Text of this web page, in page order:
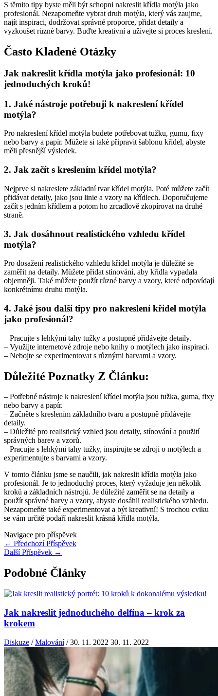
S těmito tipy byste měli být schopni nakreslit křídla motýla jako
profesionál. Nezapomeňte vybrat druh motýla, který vás zaujme,
najít inspiraci, dodržovat správné proporce, přidat detaily a
vyzkoušet různé barvy. Buďte kreativní a užívejte si proces kreslení.
Často Kladené Otázky
Jak nakreslit křídla motýla jako profesionál: 10
jednoduchých kroků!
1. Jaké nástroje potřebuji k nakreslení křídel
motýla?
Pro nakreslení křídel motýla budete potřebovat tužku, gumu, fixy
nebo barvy a papír. Můžete si také připravit šablonu křídel, abyste
měli přesnější výsledek.
2. Jak začít s kreslením křídel motýla?
Nejprve si nakreslete základní tvar křídel motýla. Poté můžete začít
přidávat detaily, jako jsou linie a vzory na křídlech. Doporučujeme
začít s jedním křídlem a potom ho zrcadlově zkopírovat na druhé
straně.
3. Jak dosáhnout realistického vzhledu křídel
motýla?
Pro dosažení realistického vzhledu křídel motýla je důležité se
zaměřit na detaily. Můžete přidat stínování, aby křídla vypadala
objemněji. Také můžete použít různé barvy a vzory, které odpovídají
konkrétnímu druhu motýla.
4. Jaké jsou další tipy pro nakreslení křídel motýla
jako profesionál?
– Pracujte s lehkými tahy tužky a postupně přidávejte detaily.
– Využijte internetové zdroje nebo knihy o motýlech jako inspiraci.
– Nebojte se experimentovat s různými barvami a vzory.
Důležité Poznatky Z Článku:
– Potřebné nástroje k nakreslení křídel motýla jsou tužka, guma, fixy
nebo barvy a papír.
– Začněte s kreslením základního tvaru a postupně přidávejte
detaily.
– Důležité pro realistický vzhled jsou detaily, stínování a použití
správných barev a vzorů.
– Pracujte s lehkými tahy tužky, inspirujte se zdroji o motýlech a
experimentujte s barvami a vzory.
V tomto článku jsme se naučili, jak nakreslit křídla motýla jako
profesionál. Je to jednoduchý proces, který vyžaduje jen několik
kroků a základních nástrojů. Je důležité zaměřit se na detaily a
použít správné barvy a vzory, abyste dosáhli realistického vzhledu.
Nezapomeňte také experimentovat a být kreativní! S trochou cviku
se vám určitě podaří nakreslit krásná křídla motýla.
Navigace pro příspěvek
← Předchozí Příspěvek
Další Příspěvek →
Podobné Články
Jak nakreslit jednoduchého delfína – krok za
krokem
Diskuze /Malování/30. 11. 2022 30. 11. 2022